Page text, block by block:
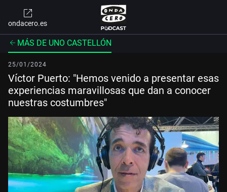
ondacero.es
MÁS DE UNO CASTELLÓN
25/01/2024
Víctor Puerto: "Hemos venido a presentar esas
experiencias maravillosas que dan a conocer
nuestras costumbres"